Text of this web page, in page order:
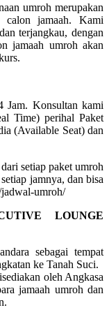
umroh merupakan
calon jamaah. Kami
terjangkau, dengan
jamaah umroh akan
Jam. Konsultan kami
Time) perihal Paket
(Available Seat) dan
setiap paket umroh
jamnya, dan bisa
umroh/
LOUNGE
sebagai tempat
ke Tanah Suci.
oleh Angkasa
jamaah umroh dan